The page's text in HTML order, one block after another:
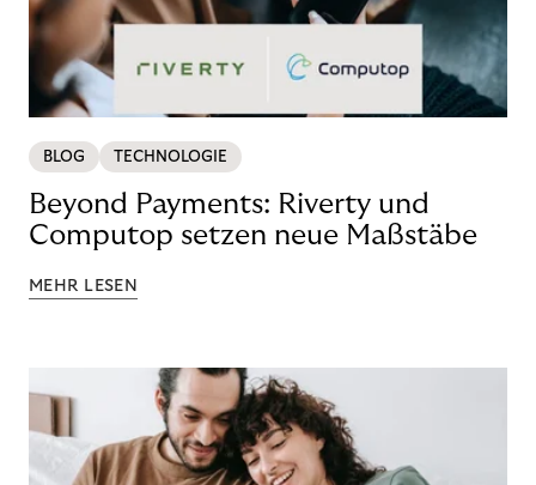
BLOG TECHNOLOGIE
Beyond Payments: Riverty und
Computop setzen neue Maßstäbe
MEHR LESEN